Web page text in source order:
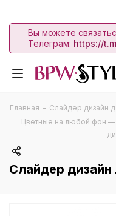
Вы можете
Телеграм: https://
Главная - Слайдер дизайн
Цветные на любой фон
Слайдер дизайн